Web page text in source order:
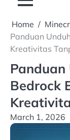
Home
Panduan
Kreativitas
Bedrock
March 1, 2026